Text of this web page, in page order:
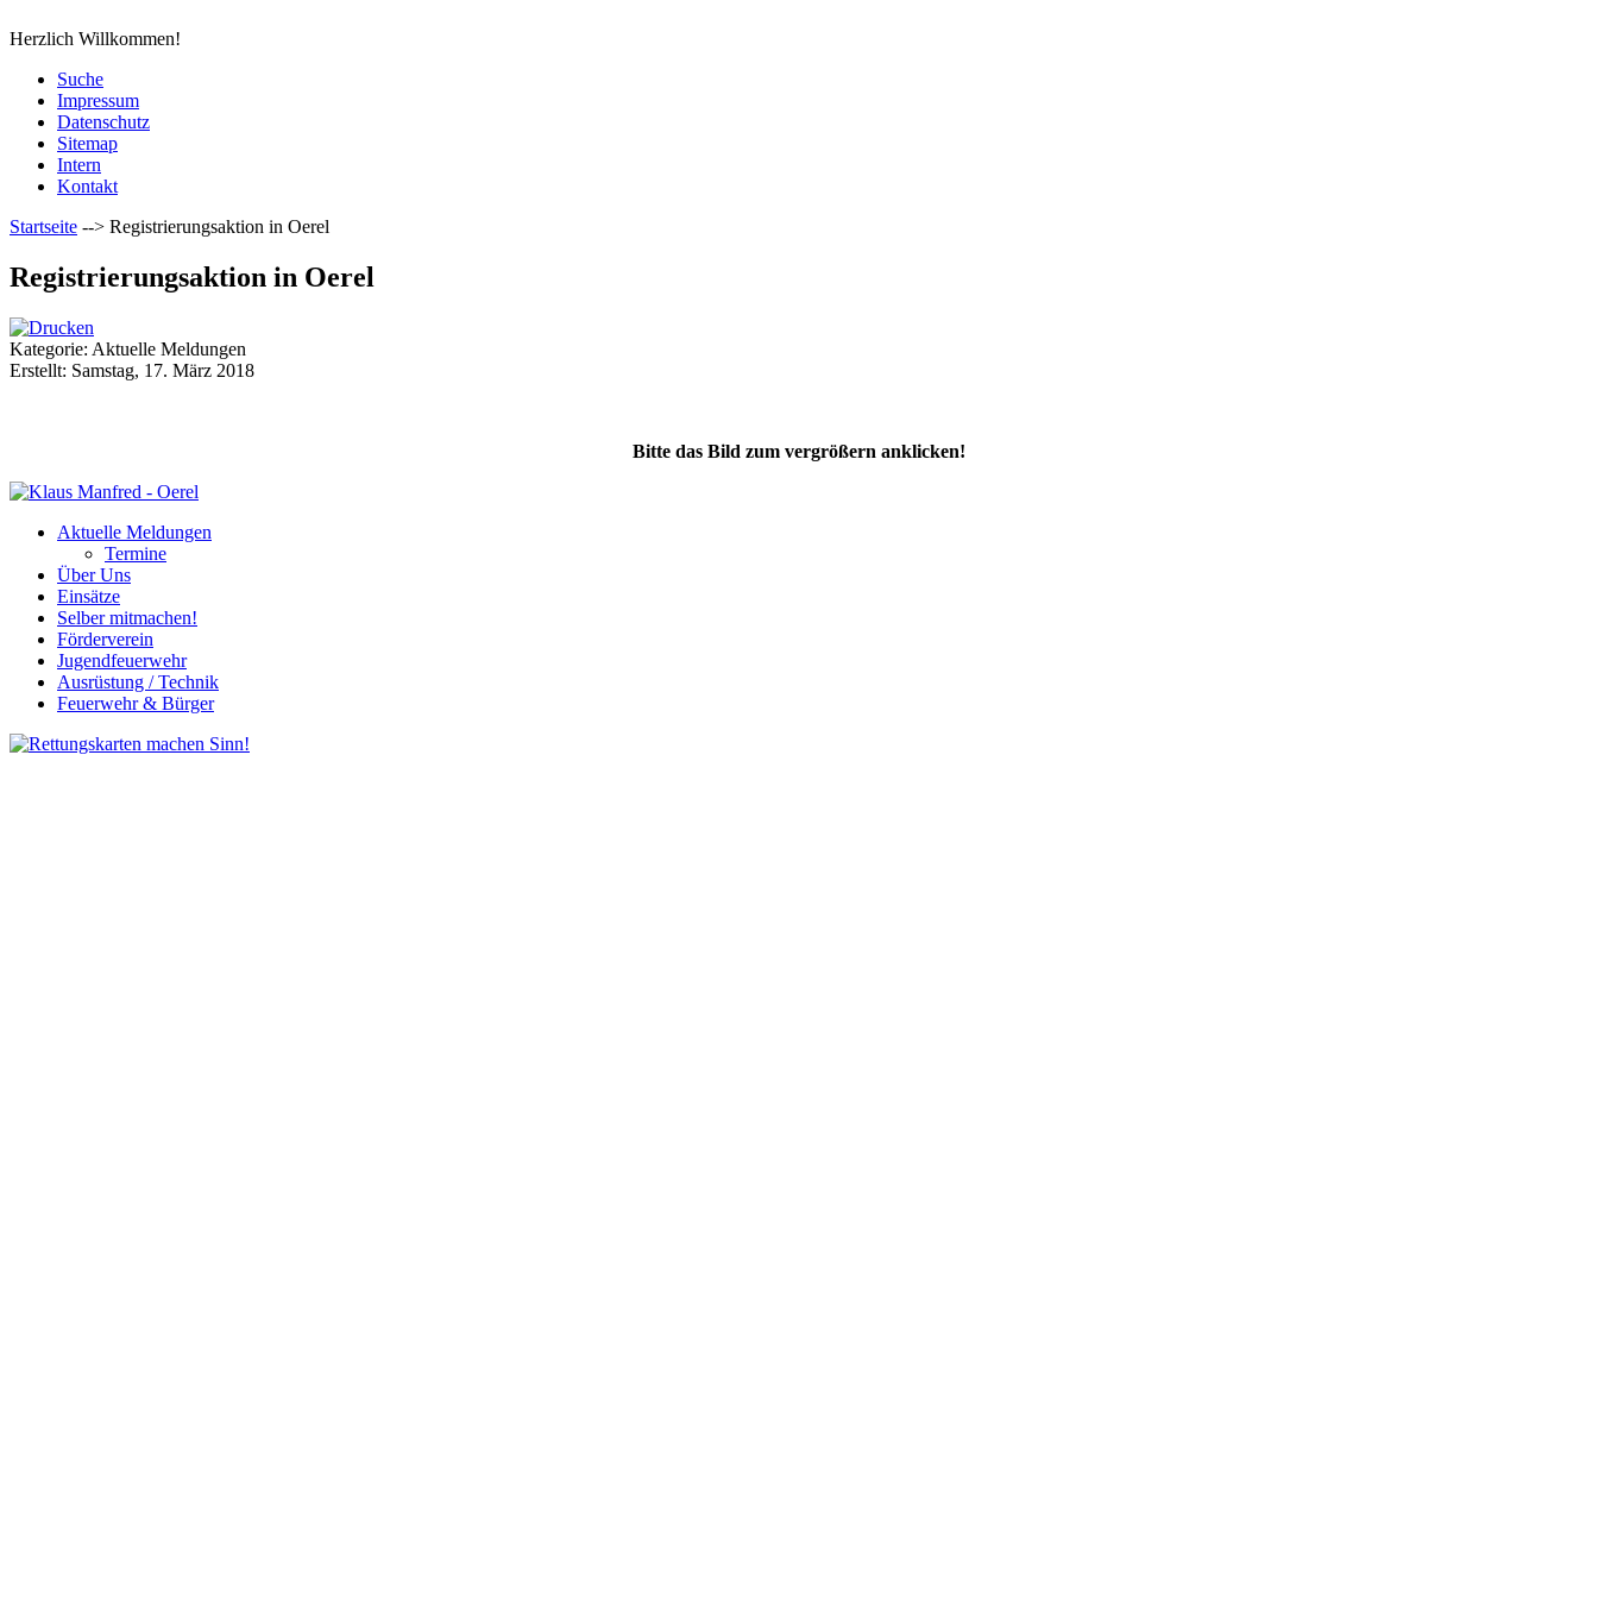
Herzlich Willkommen!
Suche
Impressum
Datenschutz
Sitemap
Intern
Kontakt
Startseite --> Registrierungsaktion in Oerel
Registrierungsaktion in Oerel
Kategorie: Aktuelle Meldungen
Erstellt: Samstag, 17. März 2018
Bitte das Bild zum vergrößern anklicken!
Aktuelle Meldungen
Termine
Über Uns
Einsätze
Selber mitmachen!
Förderverein
Jugendfeuerwehr
Ausrüstung / Technik
Feuerwehr & Bürger